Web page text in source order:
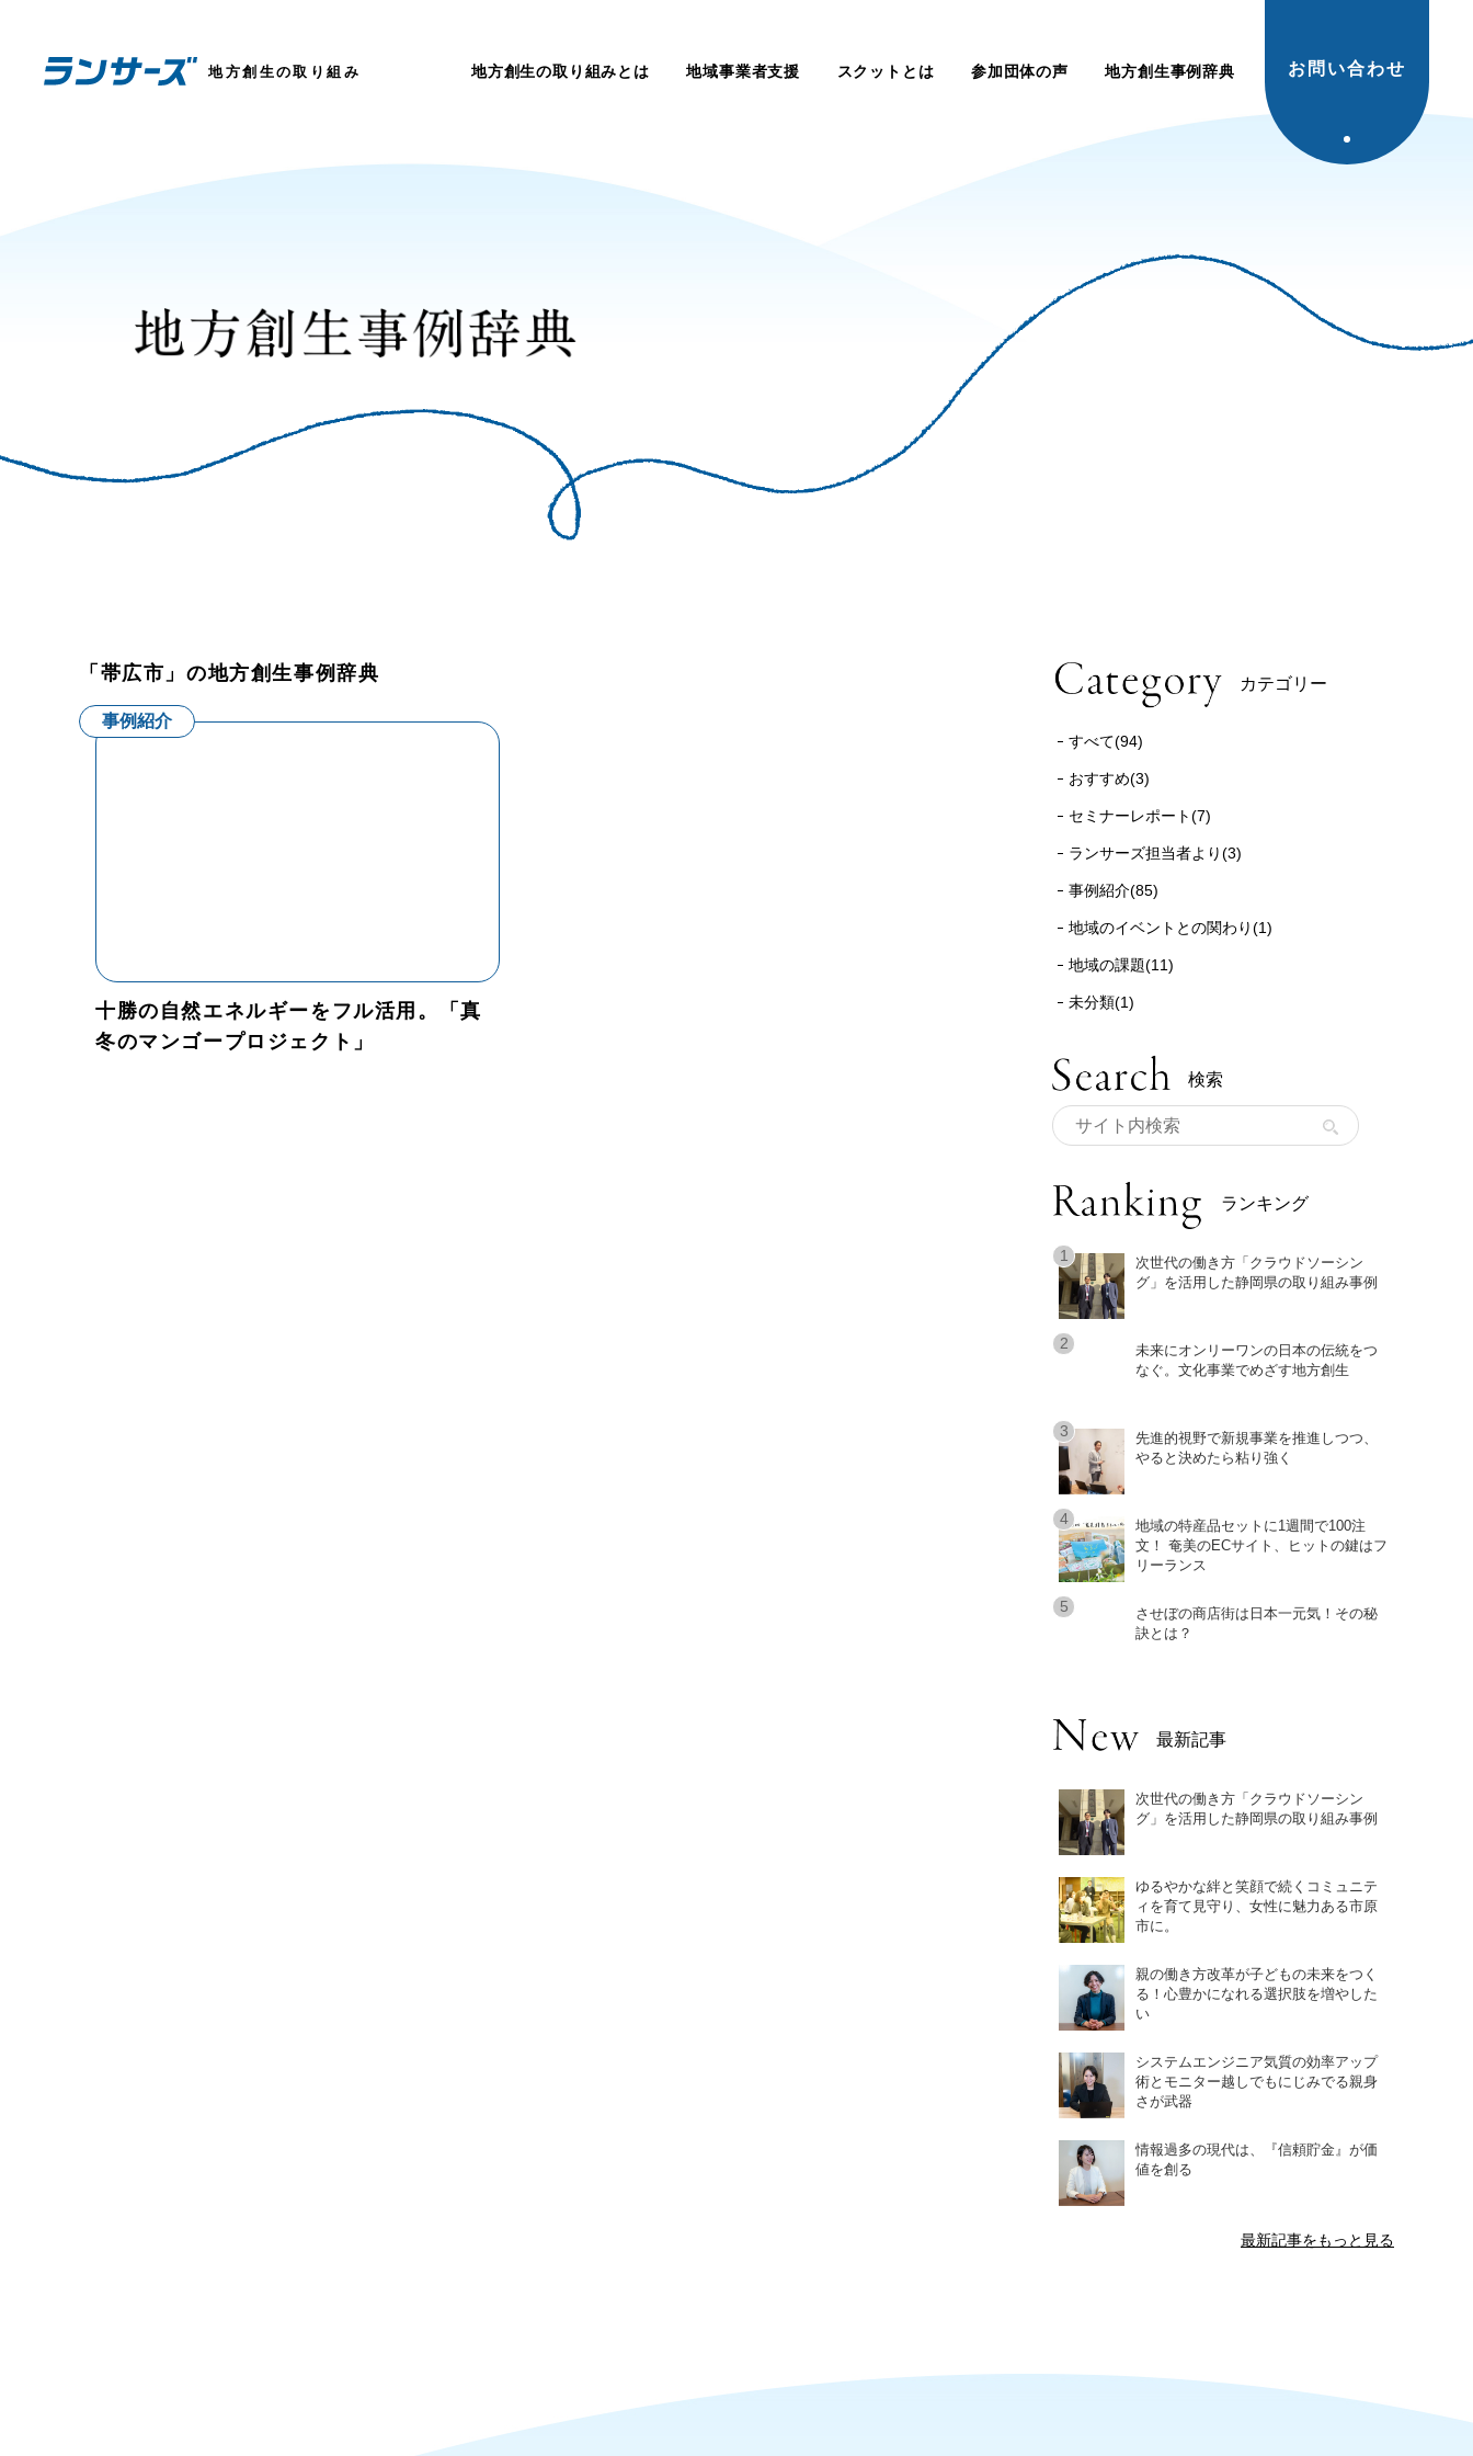
地方創生の取り組み 地方創生の取り組みとは 地域事業者支援 スクットとは 参加団体の声 地方創生事例辞典 お問い合わせ
「帯広市」の地方創生事例辞典
事例紹介
十勝の自然エネルギーをフル活用。「真
冬のマンゴープロジェクト」
カテゴリー
すべて(94)
おすすめ(3)
セミナーレポート(7)
ランサーズ担当者より(3)
事例紹介(85)
地域のイベントとの関わり(1)
地域の課題(11)
未分類(1)
検索
ランキング
次世代の働き方「クラウドソーシン
グ」を活用した静岡県の取り組み事例
未来にオンリーワンの日本の伝統をつ
なぐ。文化事業でめざす地方創生
先進的視野で新規事業を推進しつつ、
やると決めたら粘り強く
地域の特産品セットに1週間で100注
文！ 奄美のECサイト、ヒットの鍵はフ
リーランス
させぼの商店街は日本一元気！その秘
訣とは？
最新記事
次世代の働き方「クラウドソーシン
グ」を活用した静岡県の取り組み事例
ゆるやかな絆と笑顔で続くコミュニテ
ィを育て見守り、女性に魅力ある市原
市に。
親の働き方改革が子どもの未来をつく
る！心豊かになれる選択肢を増やした
い
システムエンジニア気質の効率アップ
術とモニター越しでもにじみでる親身
さが武器
情報過多の現代は、『信頼貯金』が価
値を創る
最新記事をもっと見る